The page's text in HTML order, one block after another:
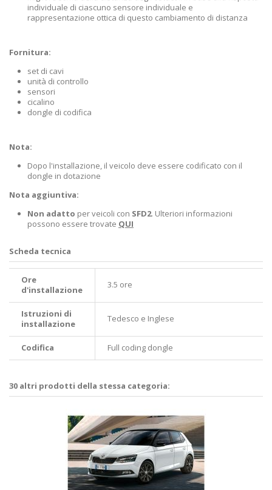
individuale di ciascuno sensore individuale e
rappresentazione ottica di questo cambiamento di distanza
Fornitura:
set di cavi
unità di controllo
sensori
cicalino
dongle di codifica
Nota:
Dopo l'installazione, il veicolo deve essere codificato con il
dongle in dotazione
Nota aggiuntiva:
Non adatto per veicoli con SFD2. Ulteriori informazioni
possono essere trovate QUI
Scheda tecnica
Ore
d'installazione
3.5 ore
Istruzioni di
installazione
Tedesco e Inglese
Codifica Full coding dongle
30 altri prodotti della stessa categoria: